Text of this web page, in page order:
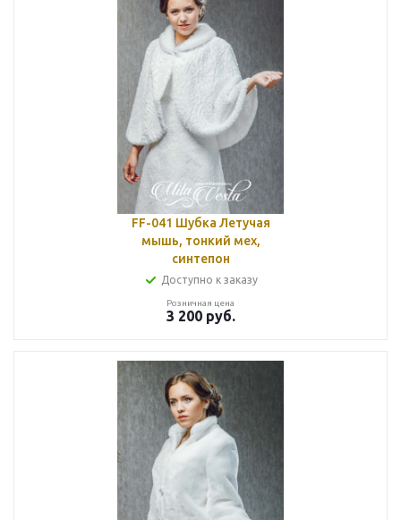
FF-041 Шубка Летучая
мышь, тонкий мех,
синтепон
Доступно к заказу
Розничная цена
3 200руб.